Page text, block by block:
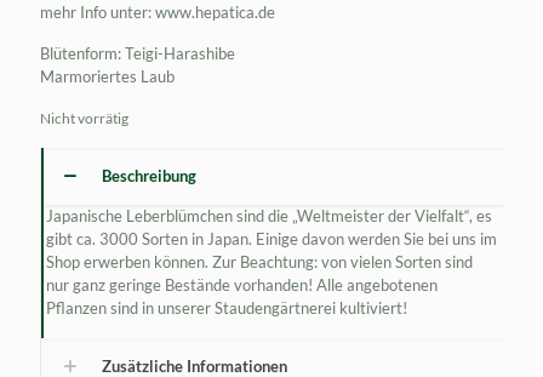
mehr Info unter: www.hepatica.de
Blütenform: Teigi-Harashibe
Marmoriertes Laub
Nicht vorrätig
Beschreibung
Japanische Leberblümchen sind die „Weltmeister der Vielfalt“, es
gibt ca. 3000 Sorten in Japan. Einige davon werden Sie bei uns im
Shop erwerben können. Zur Beachtung: von vielen Sorten sind
nur ganz geringe Bestände vorhanden! Alle angebotenen
Pflanzen sind in unserer Staudengärtnerei kultiviert!
Zusätzliche Informationen